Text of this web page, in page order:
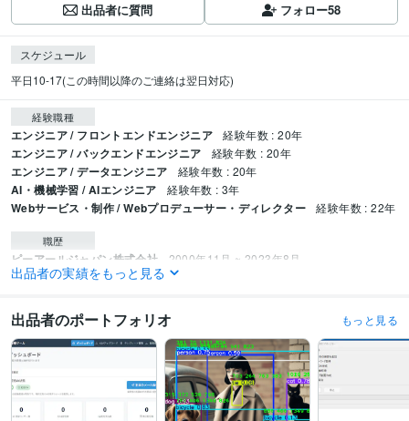
出品者に質問 フォロー58
スケジュール
平日10-17(この時間以降のご連絡は翌日対応)
経験職種
エンジニア / フロントエンドエンジニア 経験年数 : 20年
エンジニア / バックエンドエンジニア 経験年数 : 20年
エンジニア / データエンジニア 経験年数 : 20年
AI・機械学習 / AIエンジニア 経験年数 : 3年
Webサービス・制作 / Webプロデューサー・ディレクター 経験年数 : 22年
職歴
ピーアールジャパン株式会社 2000年11月 ~ 2023年8月
有限会社イッセイネット 2000年7月 ~ 現在
受賞歴
メールマーケティングに関する書籍の執筆
EC(ショップ)協議会でのマーケ
ティングに関する講演
プログラミング言語・フレームワーク
CSS:20年Google Apps Script:10年HTML:20年JavaScript:20年Perl:20年
PHP:20年Python:5年 SQL:20年Visual Basic:22年CodeIgniter:5年
出品者の実績をもっと見る
出品者のポートフォリオ もっと見る